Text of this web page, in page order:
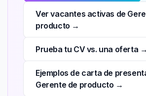
Ver vacantes activas de
producto →
Prueba tu CV vs. una oferta →
Ejemplos de carta de
Gerente de producto →